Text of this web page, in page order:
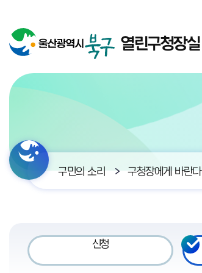
열린구청장실
구민의 소리 구청장에게 바란다
신청